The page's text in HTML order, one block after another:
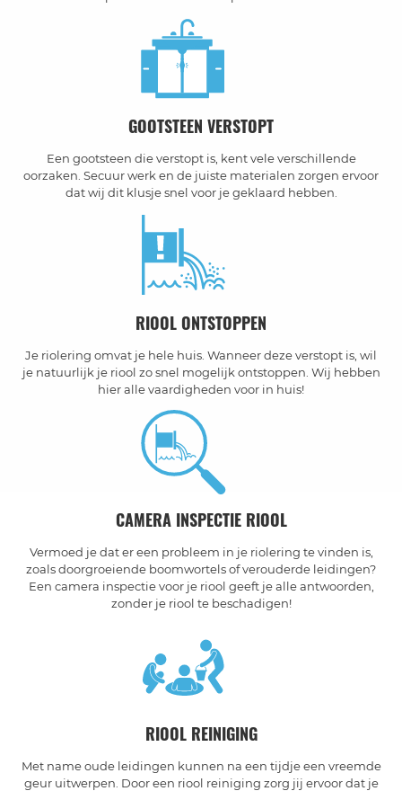
GOOTSTEEN VERSTOPT
Een gootsteen die verstopt is, kent vele verschillende
oorzaken. Secuur werk en de juiste materialen zorgen ervoor
dat wij dit klusje snel voor je geklaard hebben.
RIOOL ONTSTOPPEN
Je riolering omvat je hele huis. Wanneer deze verstopt is, wil
je natuurlijk je riool zo snel mogelijk ontstoppen. Wij hebben
hier alle vaardigheden voor in huis!
CAMERA INSPECTIE RIOOL
Vermoed je dat er een probleem in je riolering te vinden is,
zoals doorgroeiende boomwortels of verouderde leidingen?
Een camera inspectie voor je riool geeft je alle antwoorden,
zonder je riool te beschadigen!
RIOOL REINIGING
Met name oude leidingen kunnen na een tijdje een vreemde
geur uitwerpen. Door een riool reiniging zorg jij ervoor dat je